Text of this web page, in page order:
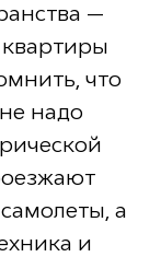
—
что
надо
а
и